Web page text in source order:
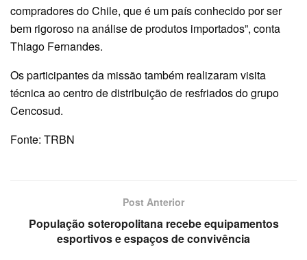
compradores do Chile, que é um país conhecido por ser
bem rigoroso na análise de produtos importados”, conta
Thiago Fernandes.
Os participantes da missão também realizaram visita
técnica ao centro de distribuição de resfriados do grupo
Cencosud.
Fonte: TRBN
Post Anterior
População soteropolitana recebe equipamentos
esportivos e espaços de convivência